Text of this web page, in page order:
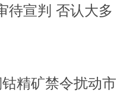
待宣判 否认大多
精矿禁令扰动市